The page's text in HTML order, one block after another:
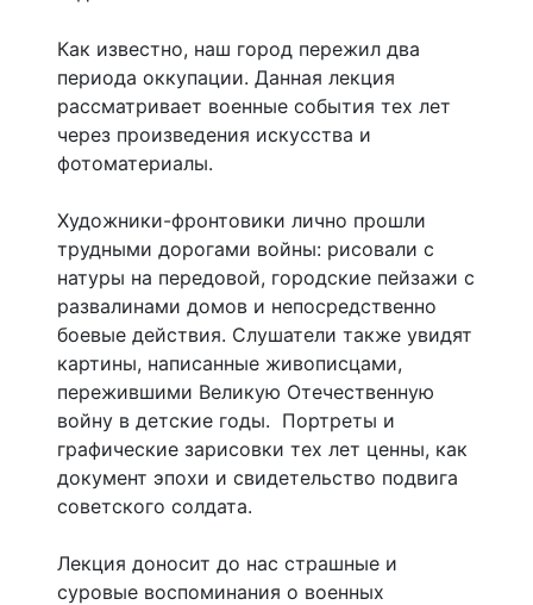
Как известно, наш город пережил два
периода оккупации. Данная лекция
рассматривает военные события тех лет
через произведения искусства и
фотоматериалы.
Художники-фронтовики лично прошли
трудными дорогами войны: рисовали с
натуры на передовой, городские пейзажи с
развалинами домов и непосредственно
боевые действия. Слушатели также увидят
картины, написанные живописцами,
пережившими Великую Отечественную
войну в детские годы. Портреты и
графические зарисовки тех лет ценны, как
документ эпохи и свидетельство подвига
советского солдата.
Лекция доносит до нас страшные и
суровые воспоминания о военных